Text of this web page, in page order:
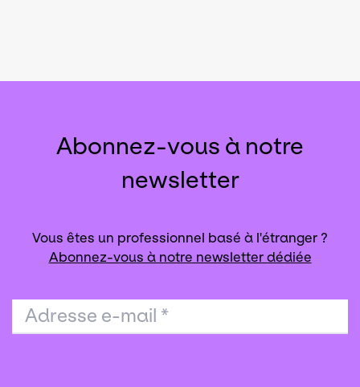
Abonnez-vous à notre
newsletter
Vous êtes un professionnel basé à l'étranger ?
Abonnez-vous à notre newsletter dédiée
Adresse e-mail *